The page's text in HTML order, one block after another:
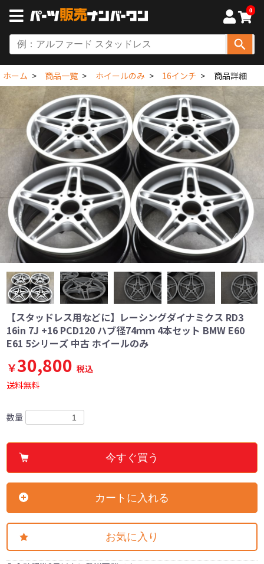
0
ホーム 商品一覧 ホイールのみ 16インチ 商品詳細
【スタッドレス用などに】レーシングダイナミクス RD3
16in 7J +16 PCD120 ハブ径74ｍｍ 4本セット BMW E60
E61 5シリーズ 中古 ホイールのみ
￥30,800 税込
送料無料
数量
今すぐ買う
カートに入れる
お気に入り